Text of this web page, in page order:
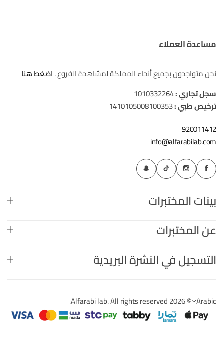
مساعدة العملاء
نحن متواجدون بجميع أنحاء المملكة لمشاهدة الفروع .اضغط هنا
سجل تجاري :1010332264
ترخيص طبي :1410105008100353
920011412
info@alfarabilab.com
بينات المختبرات
عن المختبرات
التسجيل في النشرة البريدية
Arabic
© 2026 Alfarabi lab. All rights reserved.